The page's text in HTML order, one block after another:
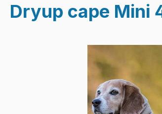
Dryup cape Mini